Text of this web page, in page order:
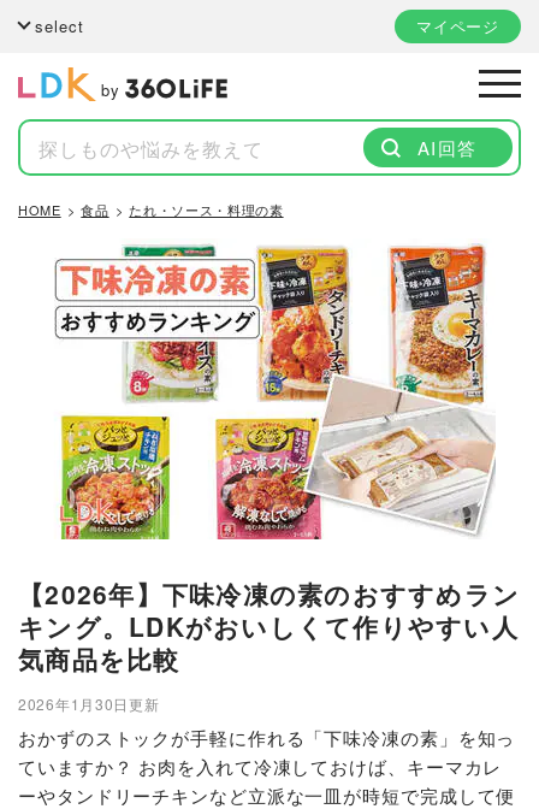
select マイページ
by
AI回答
HOME 食品 たれ・ソース・料理の素
【2026年】下味冷凍の素のおすすめラン
キング。LDKがおいしくて作りやすい人
気商品を比較
2026年1月30日更新
おかずのストックが手軽に作れる「下味冷凍の素」を知っ
ていますか？ お肉を入れて冷凍しておけば、キーマカレ
ーやタンドリーチキンなど立派な一皿が時短で完成して便